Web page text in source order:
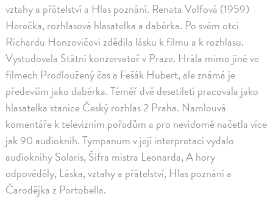
vztahy a přátelství a Hlas poznání. Renata Volfová (1959)
Herečka, rozhlasová hlasatelka a dabérka. Po svém otci
Richardu Honzovičovi zdědila lásku k filmu a k rozhlasu.
Vystudovala Státní konzervatoř v Praze. Hrála mimo jiné ve
filmech Prodloužený čas a Fešák Hubert, ale známá je
především jako dabérka. Téměř dvě desetiletí pracovala jako
hlasatelka stanice Český rozhlas 2 Praha. Namlouvá
komentáře k televizním pořadům a pro nevidomé načetla více
jak 90 audioknih. Tympanum v její interpretaci vydalo
audioknihy Solaris, Šifra mistra Leonarda, A hory
odpověděly, Láska, vztahy a přátelství, Hlas poznání a
Čarodějka z Portobella.